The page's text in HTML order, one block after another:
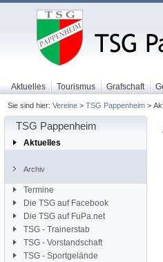
Aktuelles Tourismus Grafschaft
Sie sind hier: Vereine> TSG Pappenheim>
TSG Pappenheim
Aktuelles
Archiv
Termine
Die TSG auf Facebook
Die TSG auf FuPa.net
TSG - Trainerstab
TSG - Vorstandschaft
TSG - Sportgelände